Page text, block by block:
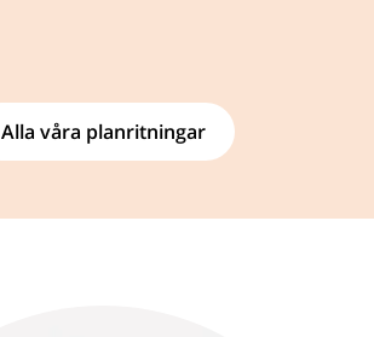
Alla våra planritningar